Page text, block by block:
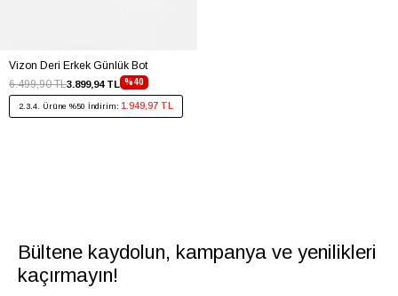
Vizon Deri Erkek Günlük Bot
%40
3.899,94 TL
6.499,90 TL
2.3.4. Ürüne %50 İndirim: 1.949,97 TL
Bültene kaydolun, kampanya ve yenilikleri
kaçırmayın!